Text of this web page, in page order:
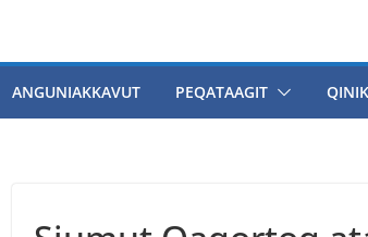
ANGUNIAKKAVUT PEQATAAGIT